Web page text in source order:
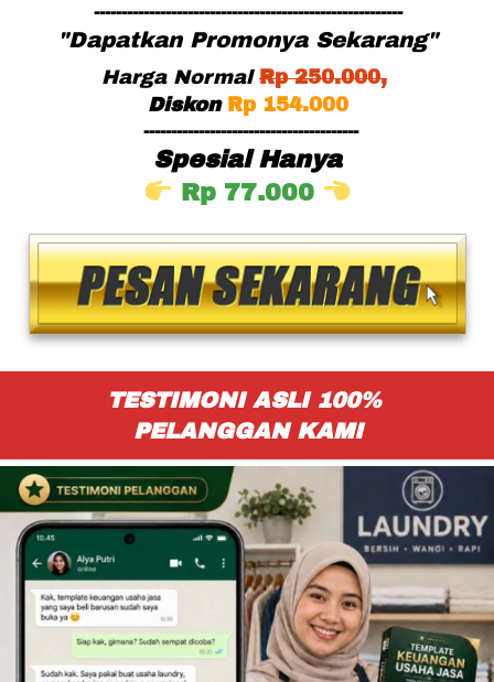
--------------------------------------------------------
"Dapatkan Promonya Sekarang"
Harga Normal Rp 250.000,
Diskon Rp 154.000
---------------------------------------
Spesial Hanya
Rp 77.000
TESTIMONI ASLI 100%
PELANGGAN KAMI